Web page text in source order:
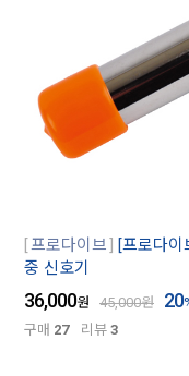
프로다이브
[프로다이
중 신호기
36,000원 45,000원 20
구매 27 리뷰 3